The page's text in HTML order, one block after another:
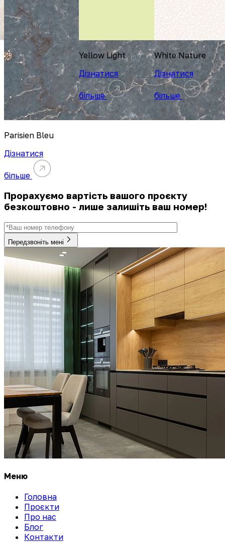
Parisien Bleu
Дізнатися
більше
Yellow Light
Дізнатися
більше
White Nature
Дізнатися
більше
Прорахуємо вартість вашого проєкту
безкоштовно - лише залишіть ваш номер!
Передзвоніть мені
Меню
Головна
Проєкти
Про нас
Блог
Контакти